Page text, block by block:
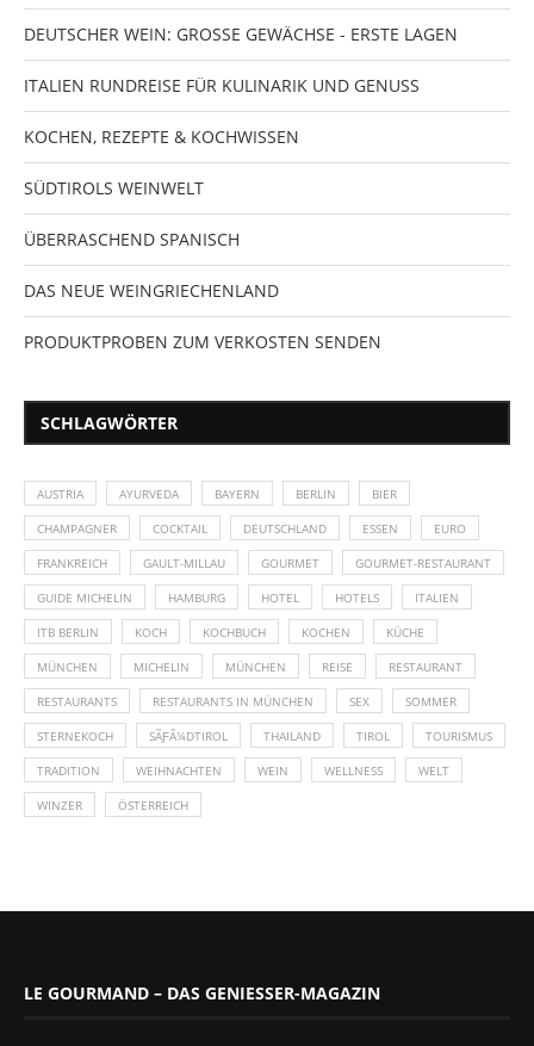
DEUTSCHER WEIN: GROSSE GEWÄCHSE - ERSTE LAGEN
ITALIEN RUNDREISE FÜR KULINARIK UND GENUSS
KOCHEN, REZEPTE & KOCHWISSEN
SÜDTIROLS WEINWELT
ÜBERRASCHEND SPANISCH
DAS NEUE WEINGRIECHENLAND
PRODUKTPROBEN ZUM VERKOSTEN SENDEN
SCHLAGWÖRTER
AUSTRIA AYURVEDA BAYERN BERLIN BIER
CHAMPAGNER COCKTAIL DEUTSCHLAND ESSEN EURO
FRANKREICH GAULT-MILLAU GOURMET GOURMET-RESTAURANT
GUIDE MICHELIN HAMBURG HOTEL HOTELS ITALIEN
ITB BERLIN KOCH KOCHBUCH KOCHEN KÜCHE
MÜNCHEN MICHELIN MÜNCHEN REISE RESTAURANT
RESTAURANTS RESTAURANTS IN MÜNCHEN SEX SOMMER
STERNEKOCH SÃƑÂ¼DTIROL THAILAND TIROL TOURISMUS
TRADITION WEIHNACHTEN WEIN WELLNESS WELT
WINZER ÖSTERREICH
LE GOURMAND – DAS GENIESSER-MAGAZIN